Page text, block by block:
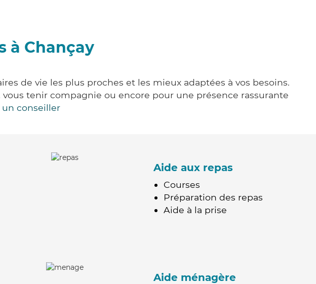
à Chançay
de vie les plus proches et les mieux adaptées à vos besoins.
tenir compagnie ou encore pour une présence rassurante
conseiller
Aide aux repas
Courses
Préparation des repas
Aide à la prise
Aide ménagère